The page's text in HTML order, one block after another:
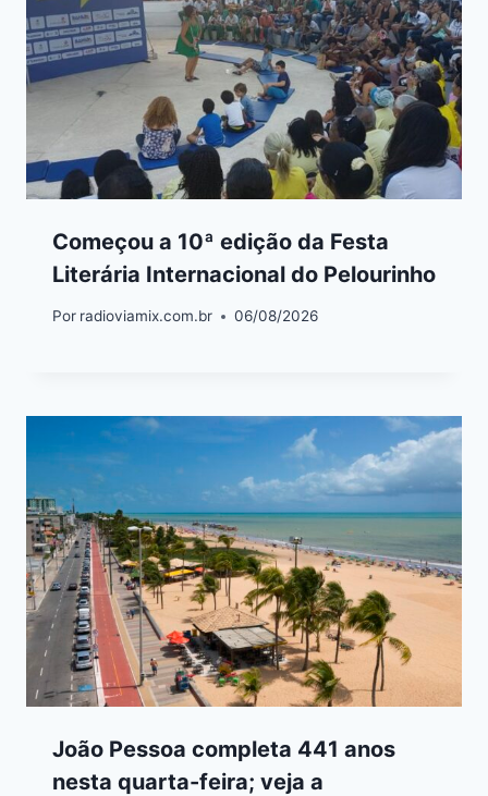
Começou a 10ª edição da Festa
Literária Internacional do Pelourinho
Por radioviamix.com.br 06/08/2026
João Pessoa completa 441 anos
nesta quarta-feira; veja a